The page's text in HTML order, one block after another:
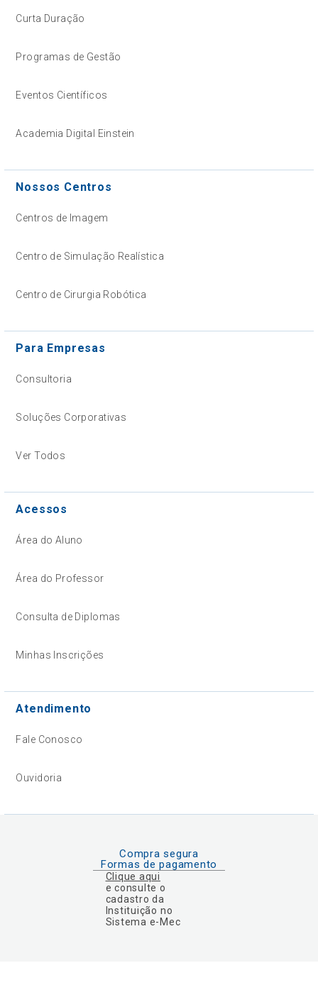
Curta Duração
Programas de Gestão
Eventos Científicos
Academia Digital Einstein
Nossos Centros
Centros de Imagem
Centro de Simulação Realística
Centro de Cirurgia Robótica
Para Empresas
Consultoria
Soluções Corporativas
Ver Todos
Acessos
Área do Aluno
Área do Professor
Consulta de Diplomas
Minhas Inscrições
Atendimento
Fale Conosco
Ouvidoria
Compra segura
Formas de pagamento
Clique aqui
e consulte o
cadastro da
Instituição no
Sistema e-Mec